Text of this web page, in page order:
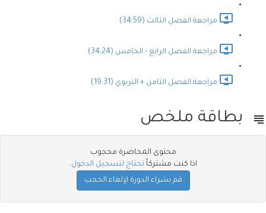
مراجعة الفصل الثالث (34:59)
مراجعة الفصل الرابع - الخامس (34:24)
مراجعة الفصل الثامن + التربوي (19:31)
بطاقة ملخص
محتوى المحاضرة محجوب
اذا كنت مشتركاً تحتاج لتسجيل الدخول.
قم بشراء الدورة لإلغاء الحجب